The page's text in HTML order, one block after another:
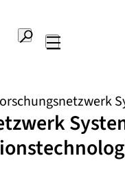
Suche